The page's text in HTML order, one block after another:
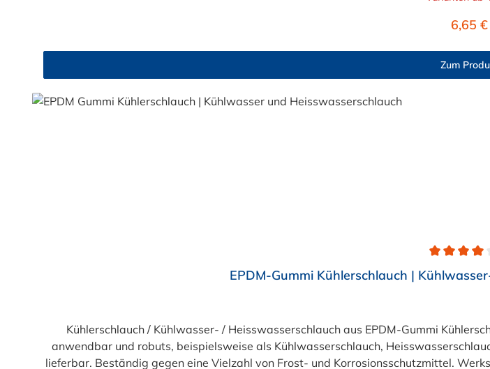
6,65 €
Zum
Durchschnittliche Bewertung von 4 von 5 SternenEPDM-Gummi Kühlerschlauch |
Kühlerschlauch / Kühlwasser- / Heisswasserschlauch aus EPDM-Gummi
anwendbar und robuts, beispielsweise als Kühlwasserschlauch,
lieferbar. Beständig gegen eine Vielzahl von Frost- und Korrosionsschutzmittel.